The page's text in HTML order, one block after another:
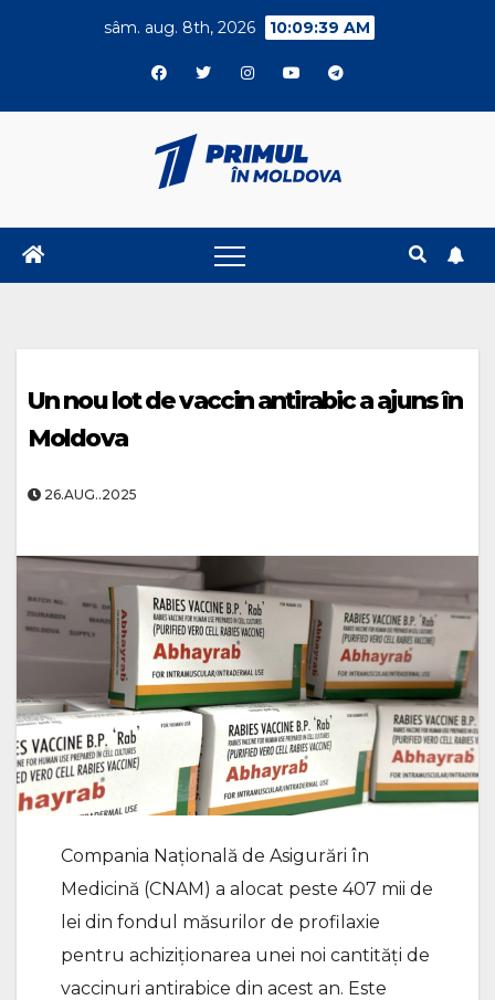
sâm. aug. 8th, 2026 10:09:39 AM
Un nou lot de vaccin antirabic a ajuns în
Moldova
26.AUG..2025
Compania Naţională de Asigurări în
Medicină (CNAM) a alocat peste 407 mii de
lei din fondul măsurilor de profilaxie
pentru achiziţionarea unei noi cantități de
vaccinuri antirabice din acest an. Este